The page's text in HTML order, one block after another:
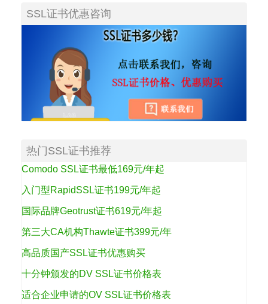
SSL证书优惠咨询
热门SSL证书推荐
Comodo SSL证书最低169元/年起
入门型RapidSSL证书199元/年起
国际品牌Geotrust证书619元/年起
第三大CA机构Thawte证书399元/年
高品质国产SSL证书优惠购买
十分钟颁发的DV SSL证书价格表
适合企业申请的OV SSL证书价格表